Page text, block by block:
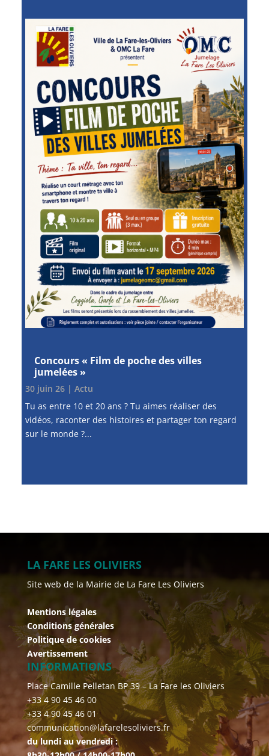
Concours « Film de poche des villes
jumelées »
30 juin 26| Actu
Tu as entre 10 et 20 ans ? Tu aimes réaliser des
vidéos, raconter des histoires et partager ton regard
sur le monde ?...
LA FARE LES OLIVIERS
Site web de la Mairie de La Fare Les Oliviers
Mentions légales
Conditions générales
Politique de cookies
Avertissement
INFORMATIONS
Place Camille Pelletan BP 39 – La Fare les Oliviers
+33 4 90 45 46 00
+33 4 90 45 46 01
communication@lafarelesoliviers.fr
du lundi au vendredi :